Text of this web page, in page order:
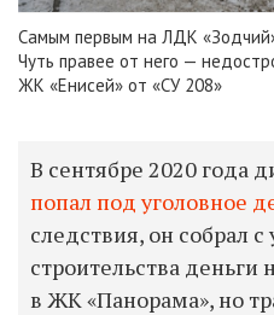
Самым первым на ЛДК
Чуть правее от него —
ЖК «Енисей» от «СУ 208»
В сентябре 2020 года
попал под уголовное
следствия, он собрал
строительства
в ЖК «Панорама», но